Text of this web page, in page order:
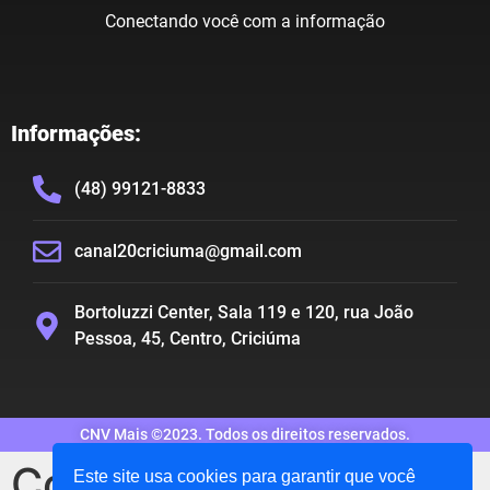
Conectando você com a informação
Informações:
(48) 99121-8833
canal20criciuma@gmail.com
Bortoluzzi Center, Sala 119 e 120, rua João
Pessoa, 45, Centro, Criciúma
CNV Mais ©2023. Todos os direitos reservados.
Este site usa cookies para garantir que você